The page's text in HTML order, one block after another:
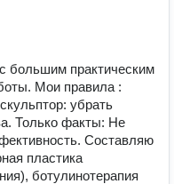
большим практическим
Мои правила :
убрать
Только факты: Не
Составляю
пластика
ботулинотерапия